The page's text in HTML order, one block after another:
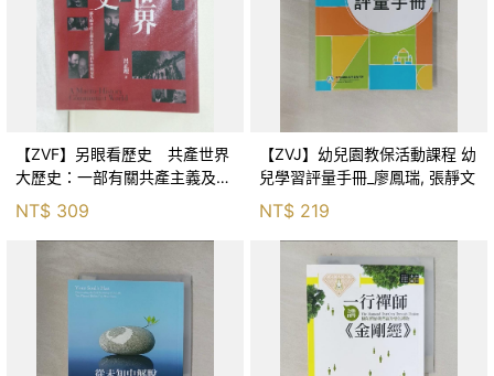
【ZVF】另眼看歷史 共產世界
大歷史：一部有關共產主義及共
產黨兩百年的興衰史_呂正理
NT$ 309
【ZVJ】幼兒園教保活動課程 幼
兒學習評量手冊_廖鳳瑞, 張靜文
NT$ 219